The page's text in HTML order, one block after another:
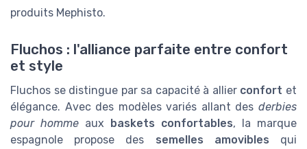
produits Mephisto.
Fluchos : l'alliance parfaite entre confort
et style
Fluchos se distingue par sa capacité à allier confort et
élégance. Avec des modèles variés allant des derbies
pour homme aux baskets confortables, la marque
espagnole propose des semelles amovibles qui